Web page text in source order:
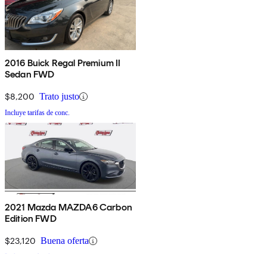
2016 Buick Regal Premium II
Sedan FWD
$8,200 Trato justo
Incluye tarifas de conc.
2021 Mazda MAZDA6 Carbon
Edition FWD
$23,120 Buena oferta